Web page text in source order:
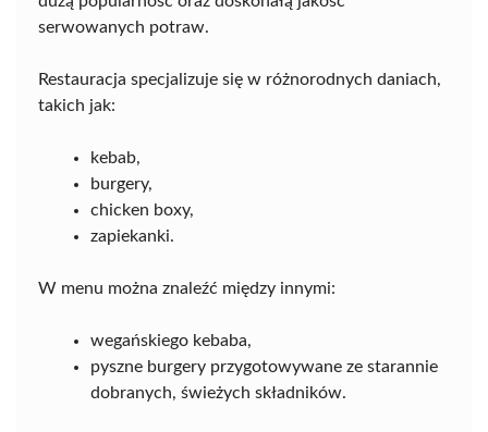
serwowanych potraw.
Restauracja specjalizuje się w różnorodnych daniach,
takich jak:
kebab,
burgery,
chicken boxy,
zapiekanki.
W menu można znaleźć między innymi:
wegańskiego kebaba,
pyszne burgery przygotowywane ze starannie
dobranych, świeżych składników.